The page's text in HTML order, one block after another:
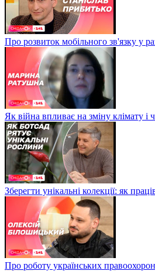
Про розвиток мобільного зв'язку у
Як війна впливає на зміну клімату
Зберегти унікальні колекції: як
Про роботу українських